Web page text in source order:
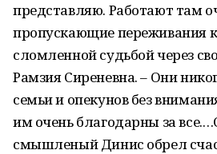
представляю. Работают там
пропускающие переживания
сломленной судьбой через
Рамзия Сиреневна. – Они
семьи и опекунов без
им очень благодарны за
смышленый Динис обрел